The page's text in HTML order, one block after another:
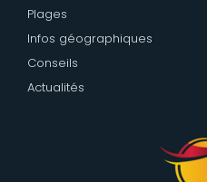
Plages
Infos géographiques
Conseils
Actualités